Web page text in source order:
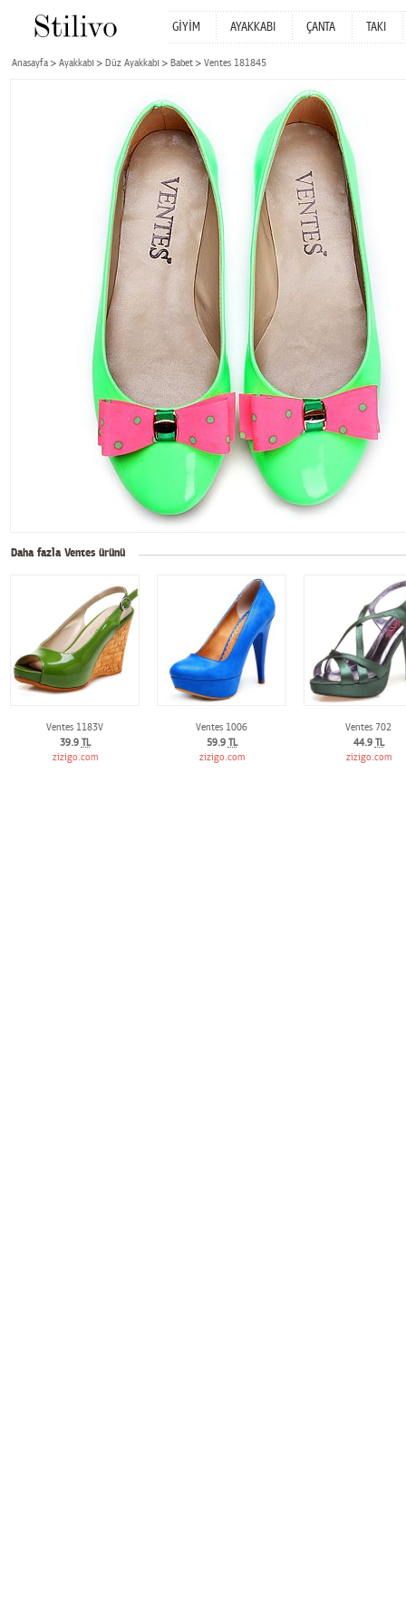
GİYİM AYAKKABI ÇANTA TAKI
Anasayfa Ayakkabı Düz Ayakkabı Babet Ventes 181845
Daha fazla Ventes ürünü
Ventes 1183V
39.9 TL
zizigo.com
Ventes 1006
59.9 TL
zizigo.com
Ventes 702
44.9 TL
zizigo.com